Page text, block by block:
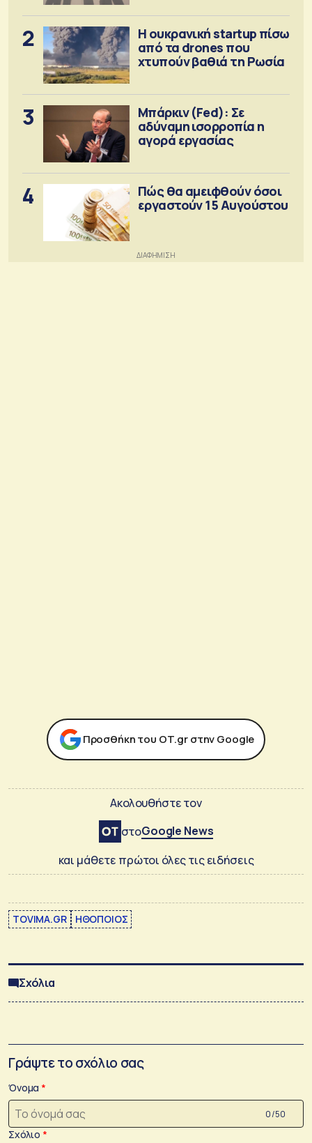
2
Η ουκρανική startup πίσω
από τα drones που
χτυπούν βαθιά τη Ρωσία
3
Μπάρκιν (Fed): Σε
αδύναμη ισορροπία η
αγορά εργασίας
4
Πώς θα αμειφθούν όσοι
εργαστούν 15 Αυγούστου
Προσθήκη του ΟΤ.gr στην Google
Ακολουθήστε τον
στοGoogle News
και μάθετε πρώτοι όλες τις ειδήσεις
TOVIMA.GR ΗΘΟΠΟΙΟΣ
Σχόλια
Γράψτε το σχόλιο σας
Όνομα
0 /50
Σχόλιο